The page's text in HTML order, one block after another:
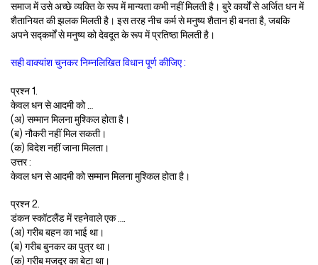
समाज में उसे अच्छे व्यक्ति के रूप में मान्यता कभी नहीं मिलती है। बुरे कार्यों से अर्जित धन में
शैतानियत की झलक मिलती है। इस तरह नीच कर्म से मनुष्य शैतान ही बनता है, जबकि
अपने सद्कर्मों से मनुष्य को देवदूत के रूप में प्रतिष्ठा मिलती है।
सही वाक्यांश चुनकर निम्नलिखित विधान पूर्ण कीजिए :
प्रश्न 1.
केवल धन से आदमी को …
(अ) सम्मान मिलना मुश्किल होता है।
(ब) नौकरी नहीं मिल सकती।
(क) विदेश नहीं जाना मिलता।
उत्तर :
केवल धन से आदमी को सम्मान मिलना मुश्किल होता है।
प्रश्न 2.
डंकन स्कॉटलैंड में रहनेवाले एक ….
(अ) गरीब बहन का भाई था।
(ब) गरीब बुनकर का पुत्र था।
(क) गरीब मजदूर का बेटा था।